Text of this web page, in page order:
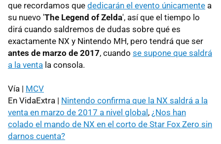
que recordamos que dedicarán el evento únicamente a
su nuevo 'The Legend of Zelda', así que el tiempo lo
dirá cuando saldremos de dudas sobre qué es
exactamente NX y Nintendo MH, pero tendrá que ser
antes de marzo de 2017, cuando se supone que saldrá
a la venta la consola.
Vía | MCV
En VidaExtra | Nintendo confirma que la NX saldrá a la
venta en marzo de 2017 a nivel global , ¿Nos han
colado el mando de NX en el corto de Star Fox Zero sin
darnos cuenta?